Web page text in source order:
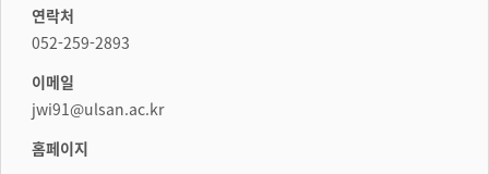
연락처
052-259-2893
이메일
jwi91@ulsan.ac.kr
홈페이지